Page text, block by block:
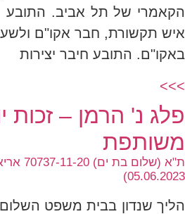
הקאמרי של תל אביב. התובע
איש תקשורת, חבר אקו"ם
באקו"ם. התובע חיבר יצירות
>>>
פלג נ' הרמן – זכות
משותפת
ת"א
05.06.2023)
הליך שנדון בבית משפט